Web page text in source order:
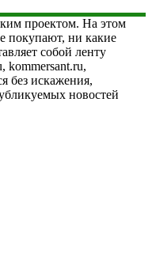
проектом. На этом
покупают, ни какие
собой ленту
kommersant.ru,
без искажения,
новостей